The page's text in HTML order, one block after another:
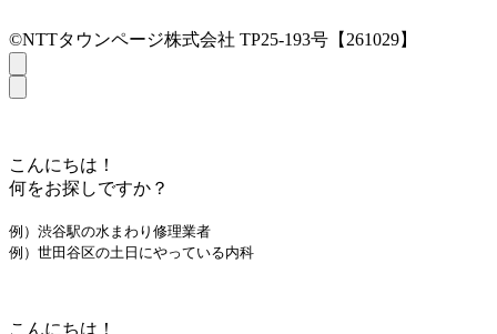
©NTTタウンページ株式会社 TP25-193号【261029】
こんにちは！
何をお探しですか？
例）渋谷駅の水まわり修理業者
例）世田谷区の土日にやっている内科
こんにちは！